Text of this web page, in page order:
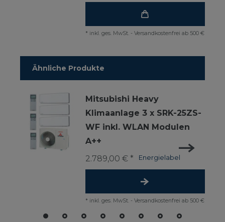
* inkl. ges. MwSt. - Versandkostenfrei ab 500 €
Ähnliche Produkte
Mitsubishi Heavy
Klimaanlage 3 x SRK-25ZS-
WF inkl. WLAN Modulen
A++
Energielabel
2.789,00 € *
* inkl. ges. MwSt. - Versandkostenfrei ab 500 €